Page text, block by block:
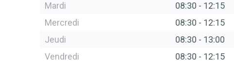
Mardi
08:30 - 12:15
Mercredi
08:30 - 12:15
Jeudi
08:30 - 13:00
Vendredi
08:30 - 12:15